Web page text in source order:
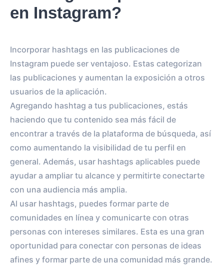
en Instagram?
Incorporar hashtags en las publicaciones de
Instagram puede ser ventajoso. Estas categorizan
las publicaciones y aumentan la exposición a otros
usuarios de la aplicación.
Agregando hashtag a tus publicaciones, estás
haciendo que tu contenido sea más fácil de
encontrar a través de la plataforma de búsqueda, así
como aumentando la visibilidad de tu perfil en
general. Además, usar hashtags aplicables puede
ayudar a ampliar tu alcance y permitirte conectarte
con una audiencia más amplia.
Al usar hashtags, puedes formar parte de
comunidades en línea y comunicarte con otras
personas con intereses similares. Esta es una gran
oportunidad para conectar con personas de ideas
afines y formar parte de una comunidad más grande.